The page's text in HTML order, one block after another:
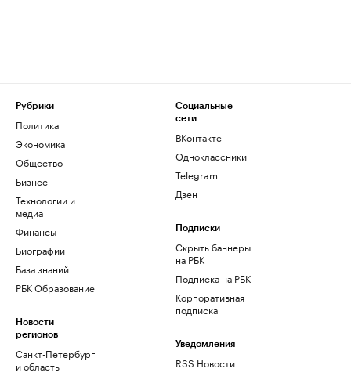
Рубрики
Политика
Экономика
Общество
Бизнес
Технологии и
медиа
Финансы
Биографии
База знаний
РБК Образование
Новости
регионов
Санкт-Петербург
и область
Социальные
сети
ВКонтакте
Одноклассники
Telegram
Дзен
Подписки
Скрыть баннеры
на РБК
Подписка на РБК
Корпоративная
подписка
Уведомления
RSS Новости